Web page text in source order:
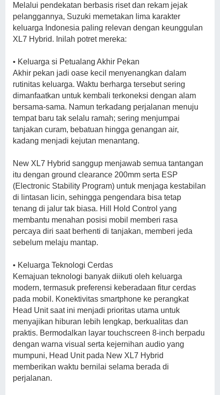
Melalui pendekatan berbasis riset dan rekam jejak
pelanggannya, Suzuki memetakan lima karakter
keluarga Indonesia paling relevan dengan keunggulan
XL7 Hybrid. Inilah potret mereka:
• Keluarga si Petualang Akhir Pekan
Akhir pekan jadi oase kecil menyenangkan dalam
rutinitas keluarga. Waktu berharga tersebut sering
dimanfaatkan untuk kembali terkoneksi dengan alam
bersama-sama. Namun terkadang perjalanan menuju
tempat baru tak selalu ramah; sering menjumpai
tanjakan curam, bebatuan hingga genangan air,
kadang menjadi kejutan menantang.
New XL7 Hybrid sanggup menjawab semua tantangan
itu dengan ground clearance 200mm serta ESP
(Electronic Stability Program) untuk menjaga kestabilan
di lintasan licin, sehingga pengendara bisa tetap
tenang di jalur tak biasa. Hill Hold Control yang
membantu menahan posisi mobil memberi rasa
percaya diri saat berhenti di tanjakan, memberi jeda
sebelum melaju mantap.
• Keluarga Teknologi Cerdas
Kemajuan teknologi banyak diikuti oleh keluarga
modern, termasuk preferensi keberadaan fitur cerdas
pada mobil. Konektivitas smartphone ke perangkat
Head Unit saat ini menjadi prioritas utama untuk
menyajikan hiburan lebih lengkap, berkualitas dan
praktis. Bermodalkan layar touchscreen 8-inch berpadu
dengan warna visual serta kejernihan audio yang
mumpuni, Head Unit pada New XL7 Hybrid
memberikan waktu bernilai selama berada di
perjalanan.